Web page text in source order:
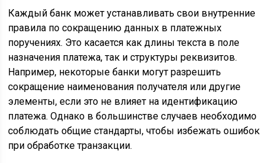
Каждый банк может устанавливать свои внутренние
правила по сокращению данных в платежных
поручениях. Это касается как длины текста в поле
назначения платежа, так и структуры реквизитов.
Например, некоторые банки могут разрешить
сокращение наименования получателя или другие
элементы, если это не влияет на идентификацию
платежа. Однако в большинстве случаев необходимо
соблюдать общие стандарты, чтобы избежать ошибок
при обработке транзакции.